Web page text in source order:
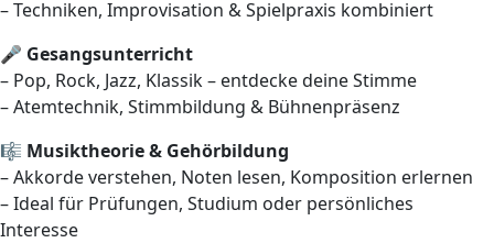
– Techniken, Improvisation & Spielpraxis kombiniert
🎤 Gesangsunterricht
– Pop, Rock, Jazz, Klassik – entdecke deine Stimme
– Atemtechnik, Stimmbildung & Bühnenpräsenz
🎼 Musiktheorie & Gehörbildung
– Akkorde verstehen, Noten lesen, Komposition erlernen
– Ideal für Prüfungen, Studium oder persönliches
Interesse